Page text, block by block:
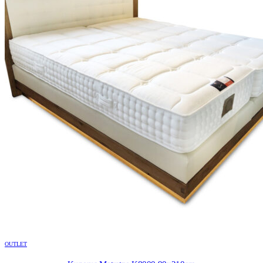
OUTLET